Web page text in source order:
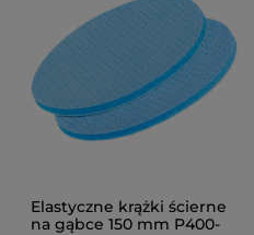
Elastyczne krążki ścierne
na gąbce 150 mm P400-